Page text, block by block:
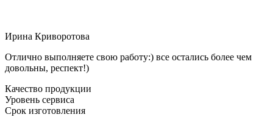
Ирина Криворотова
Отлично выполняете свою работу:) все остались более чем
довольны, респект!)
Качество продукции
Уровень сервиса
Срок изготовления